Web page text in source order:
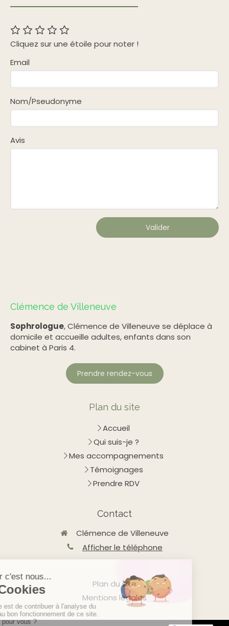
Cliquez sur une étoile pour noter !
Email
Nom/Pseudonyme
Avis
Valider
Clémence de Villeneuve
Sophrologue, Clémence de Villeneuve se déplace à
domicile et accueille adultes, enfants dans son
cabinet à Paris 4.
Prendre rendez-vous
Plan du site
Accueil
Qui suis-je ?
Mes accompagnements
Témoignages
Prendre RDV
Contact
Clémence de Villeneuve
Afficher le téléphone
Plan du site
Mentions légales